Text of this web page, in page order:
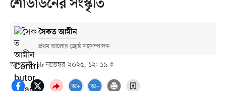
শোডাউনের সংস্কৃতি
সৈকত আমীন
প্রথম আলোর জ্যেষ্ঠ সহসম্পাদক
আপডেট: ১৮ নভেম্বর ২০২৫, ১২: ১৯